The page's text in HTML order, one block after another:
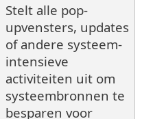
Stelt alle pop-
upvensters, updates
of andere systeem-
intensieve
activiteiten uit om
systeembronnen te
besparen voor